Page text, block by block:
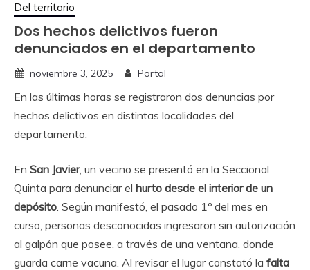
Del territorio
Dos hechos delictivos fueron
denunciados en el departamento
noviembre 3, 2025 Portal
En las últimas horas se registraron dos denuncias por
hechos delictivos en distintas localidades del
departamento.
En San Javier, un vecino se presentó en la Seccional
Quinta para denunciar el hurto desde el interior de un
depósito. Según manifestó, el pasado 1º del mes en
curso, personas desconocidas ingresaron sin autorización
al galpón que posee, a través de una ventana, donde
guarda carne vacuna. Al revisar el lugar constató la falta